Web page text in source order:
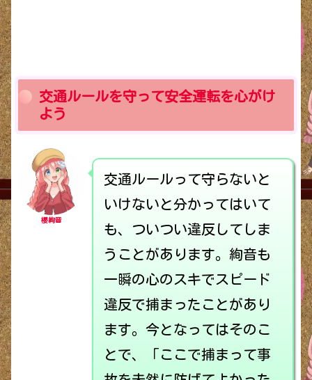
交通ルールを守って安全運転を心がけ
よう
櫻絢音
交通ルールって守らないと
いけないと分かってはいて
も、ついつい違反してしま
うことがあります。絢音も
一瞬の心のスキでスピード
違反で捕まったことがあり
ます。今となってはそのこ
とで、「ここで捕まって事